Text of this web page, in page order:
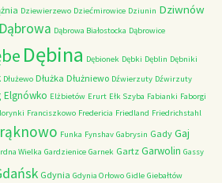
Dziewierzewo Dziećmirowice Dziunin Dziwnów
Dąbrowa Dąbrowa Białostocka Dąbrowice
Dębina Dębionek Dębki Dęblin Dębniki
Dłużewo Dłużka Dłużniewo Dźwierzuty Dźwirzuty
Elgnówko Elżbietów Erurt Ełk Szyba Fabianki Faborgi
Franciszkowo Fredericia Friedland Friedrichstahl
Funka Fynshav Gabrysin Gady Gaj
Wielka Gardzienice Garnek Gartz Garwolin Gassy
Gdynia Gdynia Orłowo Gidle Giebałtów